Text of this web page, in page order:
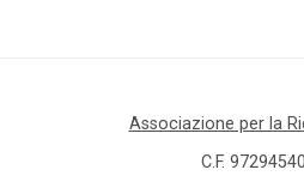
Associazione per la
C.F.